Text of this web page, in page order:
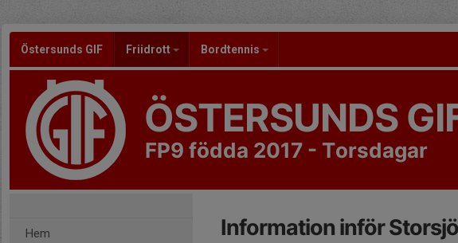
Östersunds GIF Friidrott Bordtennis
ÖSTERSUNDS
FP9 födda 2017 - Torsdagar
Hem Information inför